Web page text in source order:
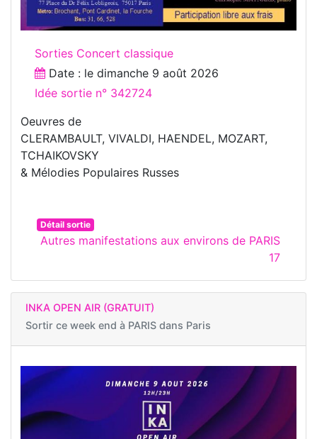
Sorties Concert classique
Date : le dimanche 9 août 2026
Idée sortie n° 342724
Oeuvres de
CLERAMBAULT, VIVALDI, HAENDEL, MOZART,
TCHAIKOVSKY
& Mélodies Populaires Russes
Détail sortie
Autres manifestations aux environs de PARIS
17
INKA OPEN AIR (GRATUIT)
Sortir ce week end à PARIS dans Paris